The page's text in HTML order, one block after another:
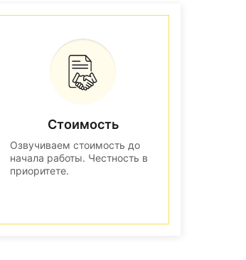
Стоимость
Озвучиваем стоимость до
начала работы. Честность в
приоритете.